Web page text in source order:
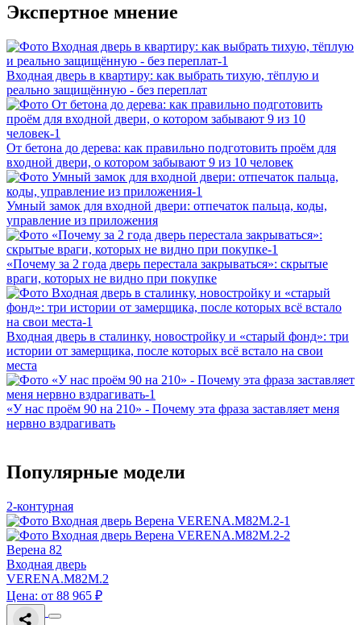
Экспертное мнение
Входная дверь в квартиру: как выбрать тихую, тёплую и
реально защищённую - без переплат
От бетона до дерева: как правильно подготовить проём для
входной двери, о котором забывают 9 из 10 человек
Умный замок для входной двери: отпечаток пальца, коды,
управление из приложения
«Почему за 2 года дверь перестала закрываться»: скрытые
враги, которых не видно при покупке
Входная дверь в сталинку, новостройку и «старый фонд»: три
истории от замерщика, после которых всё встало на свои
места
«У нас проём 90 на 210» - Почему эта фраза заставляет меня
нервно вздрагивать
Популярные модели
2-контурная
Верена 82
Входная дверь
VERENA.M82M.2
Цена: от 88 965 ₽